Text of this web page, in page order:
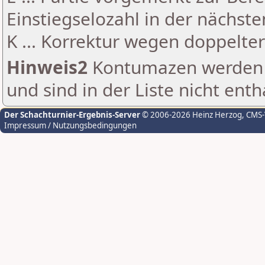
Einstiegselozahl in der
K ... Korrektur wegen
Hinweis2 Kontumazen
und sind in der Liste nicht
Der Schachturnier-Ergebnis-Server© 2006-2026 Heinz Herzog,
Impressum / Nutzungsbedingungen